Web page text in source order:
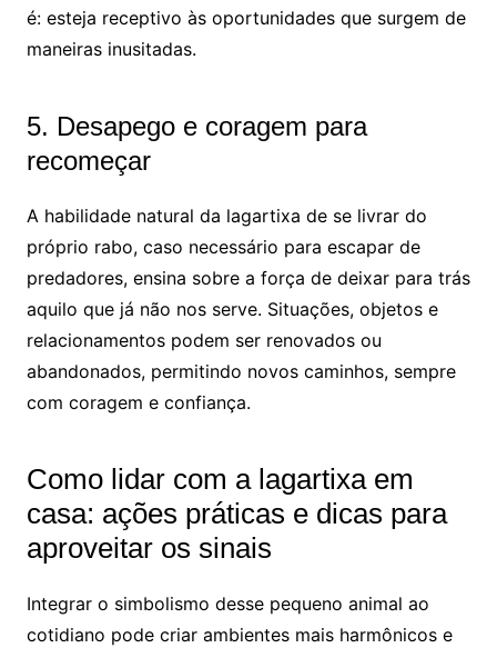
é: esteja receptivo às oportunidades que surgem de
maneiras inusitadas.
5. Desapego e coragem para
recomeçar
A habilidade natural da lagartixa de se livrar do
próprio rabo, caso necessário para escapar de
predadores, ensina sobre a força de deixar para trás
aquilo que já não nos serve. Situações, objetos e
relacionamentos podem ser renovados ou
abandonados, permitindo novos caminhos, sempre
com coragem e confiança.
Como lidar com a lagartixa em
casa: ações práticas e dicas para
aproveitar os sinais
Integrar o simbolismo desse pequeno animal ao
cotidiano pode criar ambientes mais harmônicos e